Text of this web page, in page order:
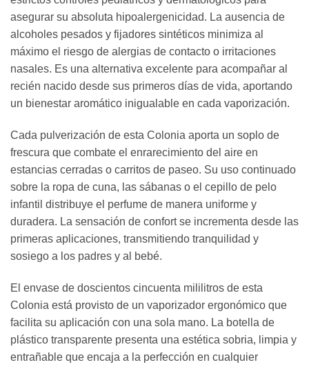
asegurar su absoluta hipoalergenicidad. La ausencia de
alcoholes pesados y fijadores sintéticos minimiza al
máximo el riesgo de alergias de contacto o irritaciones
nasales. Es una alternativa excelente para acompañar al
recién nacido desde sus primeros días de vida, aportando
un bienestar aromático inigualable en cada vaporización.
Cada pulverización de esta Colonia aporta un soplo de
frescura que combate el enrarecimiento del aire en
estancias cerradas o carritos de paseo. Su uso continuado
sobre la ropa de cuna, las sábanas o el cepillo de pelo
infantil distribuye el perfume de manera uniforme y
duradera. La sensación de confort se incrementa desde las
primeras aplicaciones, transmitiendo tranquilidad y
sosiego a los padres y al bebé.
El envase de doscientos cincuenta mililitros de esta
Colonia está provisto de un vaporizador ergonómico que
facilita su aplicación con una sola mano. La botella de
plástico transparente presenta una estética sobria, limpia y
entrañable que encaja a la perfección en cualquier